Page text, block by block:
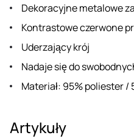
Dekoracyjne metalowe
Kontrastowe czerwone
Uderzający krój
Nadaje się do
Materiał: 95% poliester /
Artykuły